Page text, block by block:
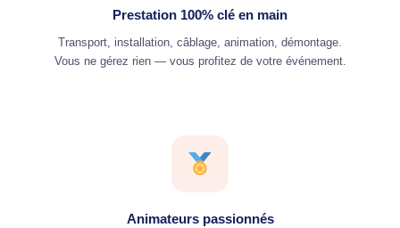
Prestation 100% clé en main
Transport, installation, câblage, animation, démontage.
Vous ne gérez rien — vous profitez de votre événement.
Animateurs passionnés